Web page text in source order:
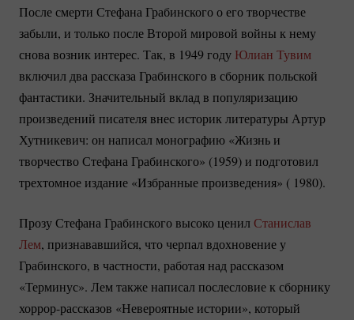
После смерти Стефана Грабинского о его творчестве
забыли, и только после Второй мировой войны к нему
снова возник интерес. Так, в 1949 году Юлиан Тувим
включил два рассказа Грабинского в сборник польской
фантастики. Значительный вклад в популяризацию
произведений писателя внес историк литературы Артур
Хутникевич: он написал монографию «Жизнь и
творчество Стефана Грабинского» (1959) и подготовил
трехтомное издание «Избранные произведения» ( 1980).
Прозу Стефана Грабинского высоко ценил Станислав
Лем, признававшийся, что черпал вдохновение у
Грабинского, в частности, работая над рассказом
«Терминус». Лем также написал послесловие к сборнику
хоррор-рассказов «Невероятные истории», который